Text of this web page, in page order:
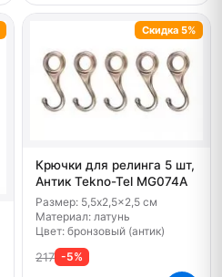
Крючки для релинга 5 шт,
Антик Tekno-Tel MG074A
Размер: 5,5x2,5x2,5 см
Материал: латунь
Цвет: бронзовый (антик)
217 -5%
Скидка 5%